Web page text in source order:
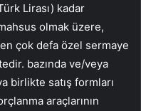
Lirası) kadar
olmak üzere,
çok defa özel sermaye
bazında ve/veya
birlikte satış formları
araçlarının